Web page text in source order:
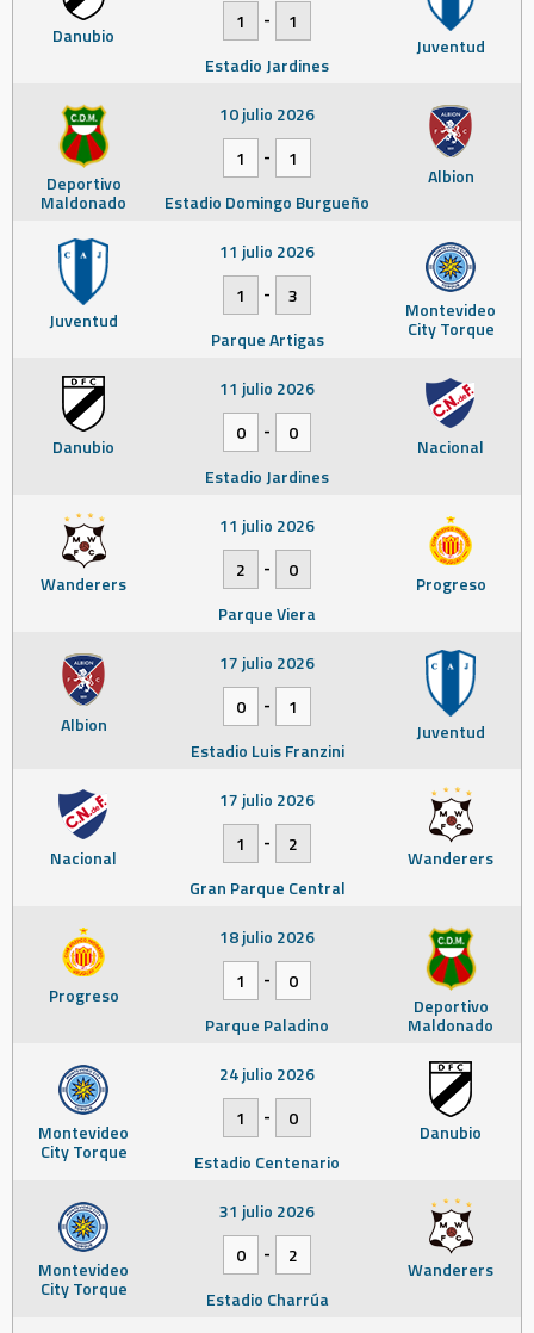
Danubio Juventud
1
-
1
Estadio Jardines
Deportivo
Maldonado
Albion
10 julio 2026
1
-
1
Estadio Domingo Burgueño
Juventud Montevideo
City Torque
11 julio 2026
1
-
3
Parque Artigas
Danubio Nacional
11 julio 2026
0
-
0
Estadio Jardines
Wanderers Progreso
11 julio 2026
2
-
0
Parque Viera
Albion Juventud
17 julio 2026
0
-
1
Estadio Luis Franzini
Nacional Wanderers
17 julio 2026
1
-
2
Gran Parque Central
Progreso Deportivo
Maldonado
18 julio 2026
1
-
0
Parque Paladino
Montevideo
City Torque
Danubio
24 julio 2026
1
-
0
Estadio Centenario
Montevideo
City Torque
Wanderers
31 julio 2026
0
-
2
Estadio Charrúa